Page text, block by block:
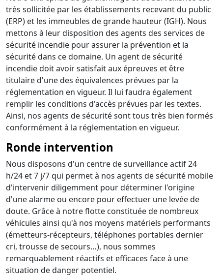
très sollicitée par les établissements recevant du public
(ERP) et les immeubles de grande hauteur (IGH). Nous
mettons à leur disposition des agents des services de
sécurité incendie pour assurer la prévention et la
sécurité dans ce domaine. Un agent de sécurité
incendie doit avoir satisfait aux épreuves et être
titulaire d'une des équivalences prévues par la
réglementation en vigueur. Il lui faudra également
remplir les conditions d'accès prévues par les textes.
Ainsi, nos agents de sécurité sont tous très bien formés
conformément à la réglementation en vigueur.
Ronde intervention
Nous disposons d'un centre de surveillance actif 24
h/24 et 7 j/7 qui permet à nos agents de sécurité mobile
d'intervenir diligemment pour déterminer l'origine
d'une alarme ou encore pour effectuer une levée de
doute. Grâce à notre flotte constituée de nombreux
véhicules ainsi qu'à nos moyens matériels performants
(émetteurs-récepteurs, téléphones portables dernier
cri, trousse de secours…), nous sommes
remarquablement réactifs et efficaces face à une
situation de danger potentiel.